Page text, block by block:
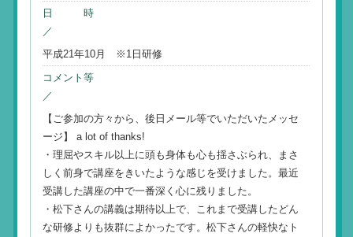
日 時
／
平成21年10月 ※1日研修
コメント等
／
【ご参加の方々から、後日メール等でいただいたメッセ
ージ】 a lot of thanks!
・理屈やスキル以上に頭も身体も心も揺さぶられ、まさ
しく前身で講座をきいたような感じを受けました。最近
受講した講座の中で一番深く心に残りました。
・松下さんの講義は期待以上で、これまで受講したどん
な研修よりも抜群によかったです。松下さんの軽快なト